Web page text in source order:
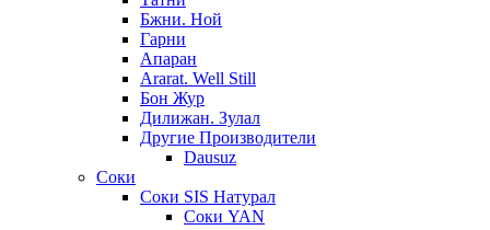
Бжни. Ной
Гарни
Апаран
Ararat. Well Still
Бон Жур
Дилижан. Зулал
Другие Производители
Dausuz
Соки
Соки SIS Натурал
Соки YAN